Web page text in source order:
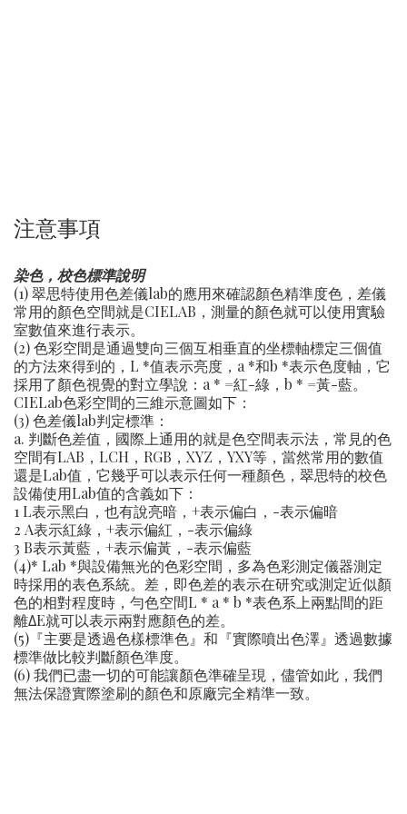
注意事項
染色，校色標準說明
(1) 翠思特使用色差儀lab的應用來確認顏色精準度色，差儀
常用的顏色空間就是CIELAB，測量的顏色就可以使用實驗
室數值來進行表示。
(2) 色彩空間是通過雙向三個互相垂直的坐標軸標定三個值
的方法來得到的，L *值表示亮度，a *和b *表示色度軸，它
採用了顏色視覺的對立學說：a * =紅-綠，b * =黃-藍。
CIELab色彩空間的三維示意圖如下：
(3) 色差儀lab判定標準：
a. 判斷色差值，國際上通用的就是色空間表示法，常見的色
空間有LAB，LCH，RGB，XYZ，YXY等，當然常用的數值
還是Lab值，它幾乎可以表示任何一種顏色，翠思特的校色
設備使用Lab值的含義如下：
1 L表示黑白，也有說亮暗，+表示偏白，-表示偏暗
2 A表示紅綠，+表示偏紅，-表示偏綠
3 B表示黃藍，+表示偏黃，-表示偏藍
(4)* Lab *與設備無光的色彩空間，多為色彩測定儀器測定
時採用的表色系統。差，即色差的表示在研究或測定近似顏
色的相對程度時，勻色空間L * a * b *表色系上兩點間的距
離ΔE就可以表示兩對應顏色的差。
(5)『主要是透過色樣標準色』和『實際噴出色澤』透過數據
標準做比較判斷顏色準度。
(6) 我們已盡一切的可能讓顏色準確呈現，儘管如此，我們
無法保證實際塗刷的顏色和原廠完全精準一致。